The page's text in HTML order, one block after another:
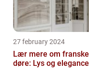
27 february 2024
Lær mere om franske
døre: Lys og elegance